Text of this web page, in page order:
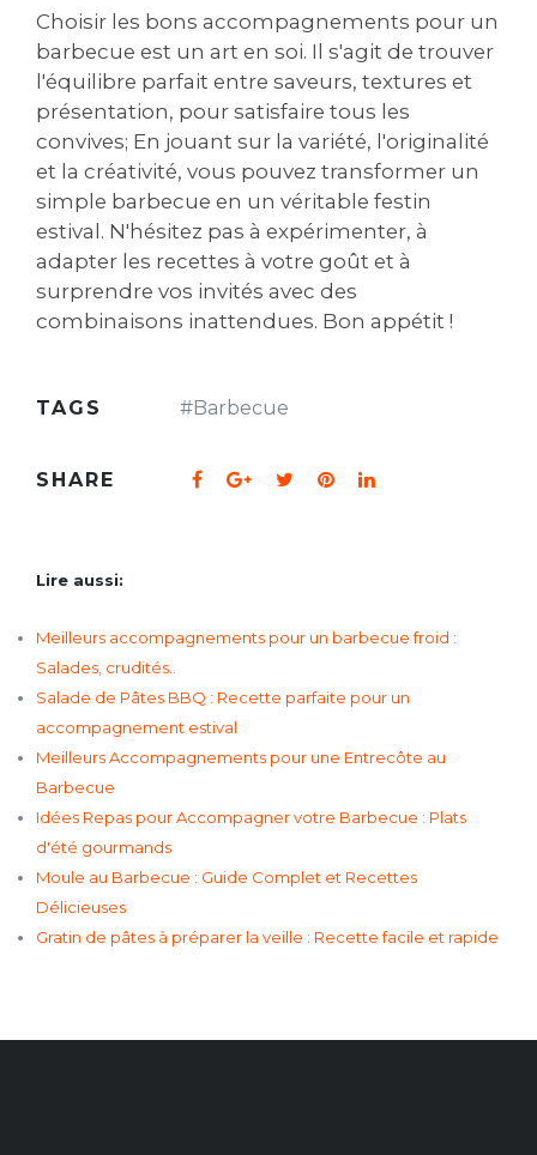
Choisir les bons accompagnements pour un
barbecue est un art en soi. Il s'agit de trouver
l'équilibre parfait entre saveurs, textures et
présentation, pour satisfaire tous les
convives; En jouant sur la variété, l'originalité
et la créativité, vous pouvez transformer un
simple barbecue en un véritable festin
estival. N'hésitez pas à expérimenter, à
adapter les recettes à votre goût et à
surprendre vos invités avec des
combinaisons inattendues. Bon appétit !
TAGS #Barbecue
SHARE
Lire aussi:
Meilleurs accompagnements pour un barbecue froid :
Salades, crudités..
Salade de Pâtes BBQ : Recette parfaite pour un
accompagnement estival
Meilleurs Accompagnements pour une Entrecôte au
Barbecue
Idées Repas pour Accompagner votre Barbecue : Plats
d'été gourmands
Moule au Barbecue : Guide Complet et Recettes
Délicieuses
Gratin de pâtes à préparer la veille : Recette facile et rapide